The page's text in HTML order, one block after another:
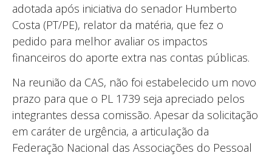
adotada após iniciativa do senador Humberto
Costa (PT/PE), relator da matéria, que fez o
pedido para melhor avaliar os impactos
financeiros do aporte extra nas contas públicas.
Na reunião da CAS, não foi estabelecido um novo
prazo para que o PL 1739 seja apreciado pelos
integrantes dessa comissão. Apesar da solicitação
em caráter de urgência, a articulação da
Federação Nacional das Associações do Pessoal